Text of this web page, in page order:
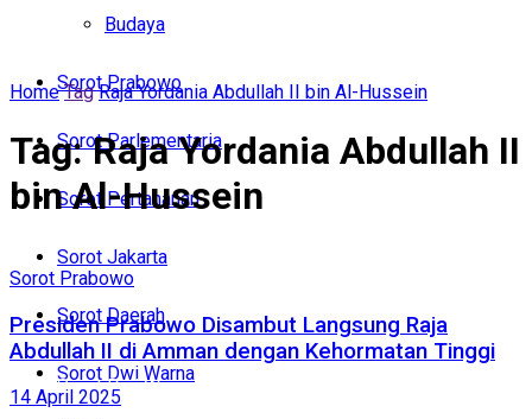
Budaya
Sorot Prabowo
Sorot Parlementaria
Sorot Pertahanan
Sorot Jakarta
Sorot Daerah
Sorot Dwi Warna
Sorot Parlementaria
Sorot Jakarta
Sorot Daerah
Sorot Dwi Warna
Home Tag Raja Yordania Abdullah II bin Al-Hussein
Tag:Raja Yordania Abdullah II
bin Al-Hussein
Sorot Prabowo
Presiden Prabowo Disambut Langsung Raja
Abdullah II di Amman dengan Kehormatan Tinggi
14 April 2025